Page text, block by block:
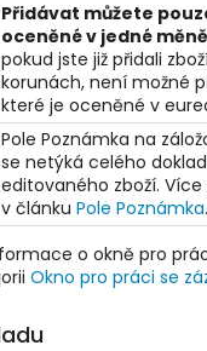
Přidávat můžete
oceněné v jedné
pokud jste již přidali
korunách, není možné
které je oceněné v
Pole Poznámka na
se netýká celého
editovaného zboží.
v článkuPole Poznámka.
o okně pro
Okno pro práci se